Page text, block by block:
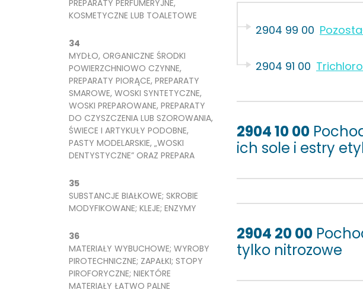
PREPARATY PERFUMERYJNE,
KOSMETYCZNE LUB TOALETOWE
34
MYDŁO, ORGANICZNE ŚRODKI
POWIERZCHNIOWO CZYNNE,
PREPARATY PIORĄCE, PREPARATY
SMAROWE, WOSKI SYNTETYCZNE,
WOSKI PREPAROWANE, PREPARATY
DO CZYSZCZENIA LUB SZOROWANIA,
ŚWIECE I ARTYKUŁY PODOBNE,
PASTY MODELARSKIE, „WOSKI
DENTYSTYCZNE” ORAZ PREPARA
35
SUBSTANCJE BIAŁKOWE; SKROBIE
MODYFIKOWANE; KLEJE; ENZYMY
36
MATERIAŁY WYBUCHOWE; WYROBY
PIROTECHNICZNE; ZAPAŁKI; STOPY
PIROFORYCZNE; NIEKTÓRE
MATERIAŁY ŁATWO PALNE
2904 99 00
2904 91 00
2904 10 00
ich sole i estry
2904 20 00
tylko nitrozowe